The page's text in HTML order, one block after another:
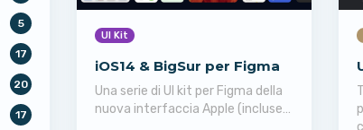
UI Kit
iOS14 & BigSur per Figma
Una serie di UI kit per Figma della
nuova interfaccia Apple (incluse…
5
17
20
17